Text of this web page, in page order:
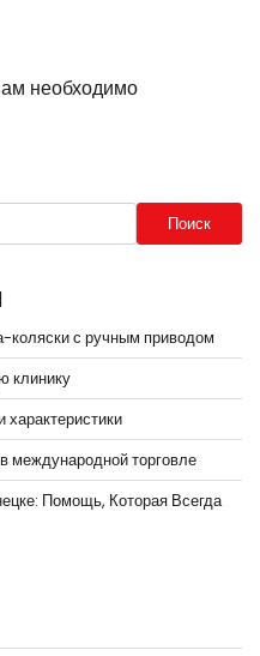
необходимо
Поиск
коляски с ручным приводом
клинику
характеристики
международной торговле
Помощь, Которая Всегда